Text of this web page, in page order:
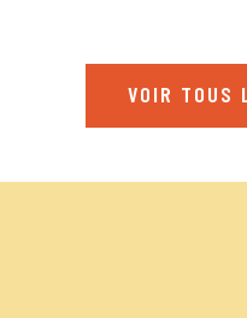
VOIR TOUS